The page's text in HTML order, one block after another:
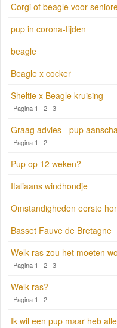
Corgi of beagle voor
pup in corona-tijden
beagle
Beagle x cocker
Sheltie x Beagle kruising
Pagina 1 | 2 | 3
Graag advies - pup
Pagina 1 | 2
Pup op 12 weken?
Italiaans windhondje
Omstandigheden eerste
Basset Fauve de Bretagne
Welk ras zou het moeten
Pagina 1 | 2 | 3
Welk ras?
Pagina 1 | 2
Ik wil een pup maar heb